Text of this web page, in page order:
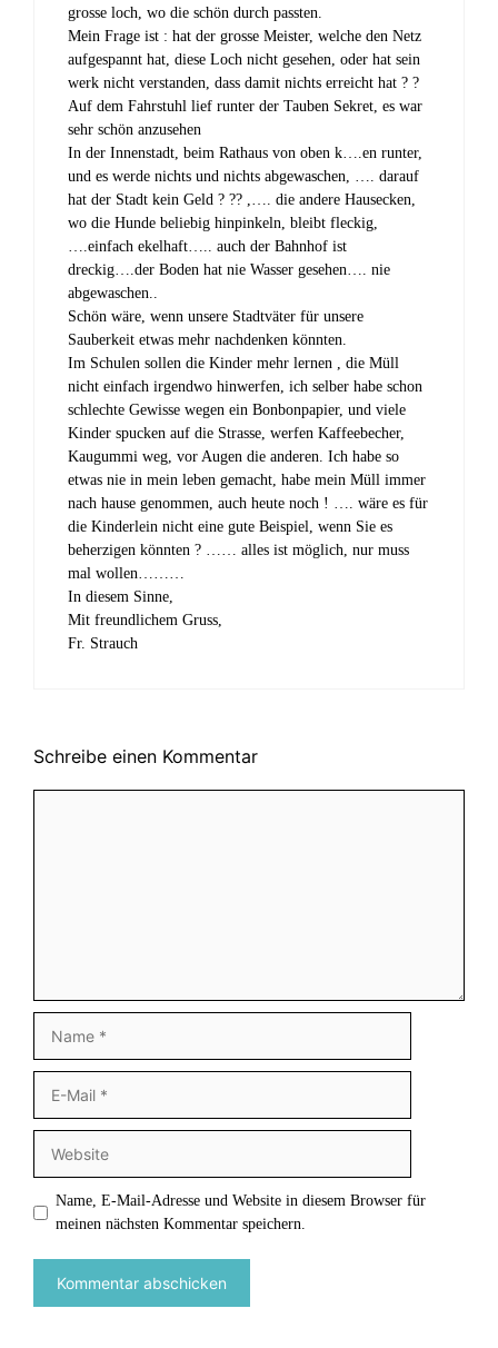
grosse loch, wo die schön durch passten.
Mein Frage ist : hat der grosse Meister, welche den Netz
aufgespannt hat, diese Loch nicht gesehen, oder hat sein
werk nicht verstanden, dass damit nichts erreicht hat ? ?
Auf dem Fahrstuhl lief runter der Tauben Sekret, es war
sehr schön anzusehen
In der Innenstadt, beim Rathaus von oben k….en runter,
und es werde nichts und nichts abgewaschen, …. darauf
hat der Stadt kein Geld ? ?? ,…. die andere Hausecken,
wo die Hunde beliebig hinpinkeln, bleibt fleckig,
….einfach ekelhaft….. auch der Bahnhof ist
dreckig….der Boden hat nie Wasser gesehen…. nie
abgewaschen..
Schön wäre, wenn unsere Stadtväter für unsere
Sauberkeit etwas mehr nachdenken könnten.
Im Schulen sollen die Kinder mehr lernen , die Müll
nicht einfach irgendwo hinwerfen, ich selber habe schon
schlechte Gewisse wegen ein Bonbonpapier, und viele
Kinder spucken auf die Strasse, werfen Kaffeebecher,
Kaugummi weg, vor Augen die anderen. Ich habe so
etwas nie in mein leben gemacht, habe mein Müll immer
nach hause genommen, auch heute noch ! …. wäre es für
die Kinderlein nicht eine gute Beispiel, wenn Sie es
beherzigen könnten ? …… alles ist möglich, nur muss
mal wollen………
In diesem Sinne,
Mit freundlichem Gruss,
Fr. Strauch
Schreibe einen Kommentar
Mail
Name, E-Mail-Adresse und Website in diesem Browser für
meinen nächsten Kommentar speichern.